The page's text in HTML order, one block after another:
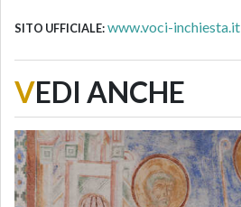
SITO UFFICIALE:www.voci-inchiesta.it
VEDI ANCHE